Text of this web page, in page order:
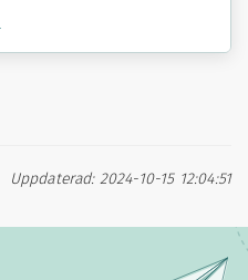
Uppdaterad: 2024-10-15 12:04:51